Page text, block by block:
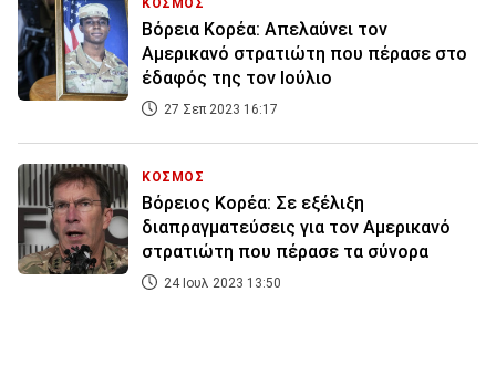
ΚΟΣΜΟΣ
Βόρεια Κορέα: Απελαύνει τον
Αμερικανό στρατιώτη που πέρασε στο
έδαφός της τον Ιούλιο
27 Σεπ 2023 16:17
ΚΟΣΜΟΣ
Βόρειος Κορέα: Σε εξέλιξη
διαπραγματεύσεις για τον Αμερικανό
στρατιώτη που πέρασε τα σύνορα
24 Ιουλ 2023 13:50